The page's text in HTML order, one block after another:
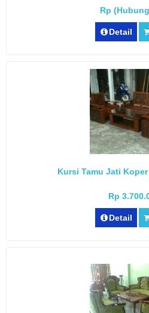
Rp
Detail
Kursi Tamu Jati
Rp
Detail